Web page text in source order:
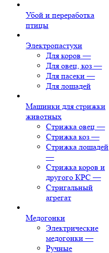
Убой и переработка
птицы
Электропастухи
Для коров —
Для овец, коз —
Для пасеки —
Для лошадей
Машинки для стрижки
животных
Стрижка овец —
Стрижка коз —
Стрижка лошадей
—
Стрижка коров и
другого КРС —
Стригальный
агрегат
Медогонки
Электрические
медогонки —
Ручные